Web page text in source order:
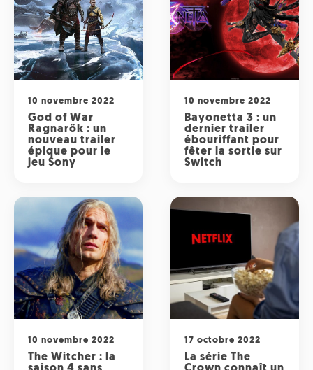
10 novembre 2022
God of War
Ragnarök : un
nouveau trailer
épique pour le
jeu Sony
10 novembre 2022
Bayonetta 3 : un
dernier trailer
ébouriffant pour
fêter la sortie sur
Switch
10 novembre 2022
The Witcher : la
17 octobre 2022
La série The